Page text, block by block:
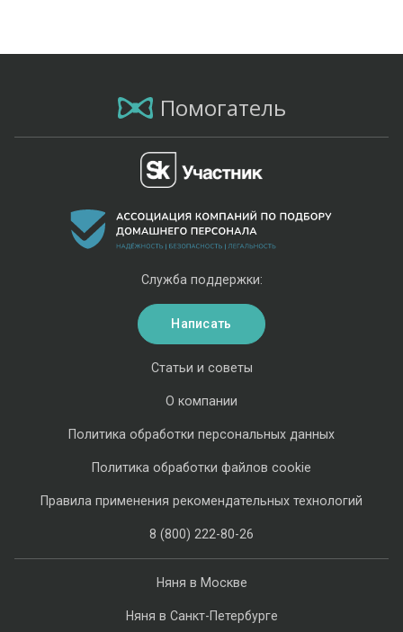
Помогатель
Няня в Москве
Няня в Санкт-Петербурге
Статьи и советы
О компании
Политика обработки персональных данных
Политика обработки файлов cookie
Правила применения рекомендательных технологий
8 (800) 222-80-26
Служба поддержки:
Написать